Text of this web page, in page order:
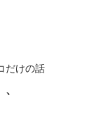
だけの話